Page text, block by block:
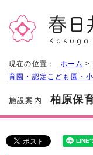
現在の位置： ホーム >
育園・認定こども園・
施設案内柏原保